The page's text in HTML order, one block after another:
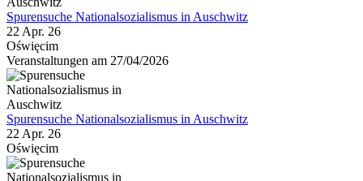
Spurensuche Nationalsozialismus in Auschwitz
22 Apr. 26
Oświęcim
Veranstaltungen am 27/04/2026
Spurensuche Nationalsozialismus in Auschwitz
22 Apr. 26
Oświęcim